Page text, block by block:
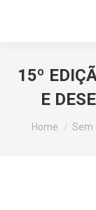
15º
E
You are here:
Home Sem